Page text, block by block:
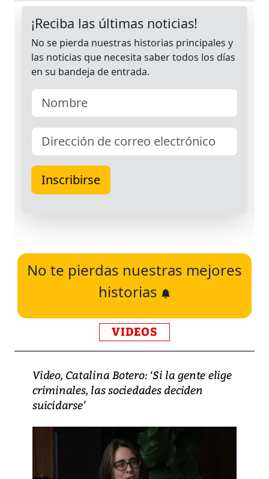
No te pierdas nuestras mejores
historias
VIDEOS
Video, Catalina Botero: ‘Si la gente elige
criminales, las sociedades deciden
suicidarse’